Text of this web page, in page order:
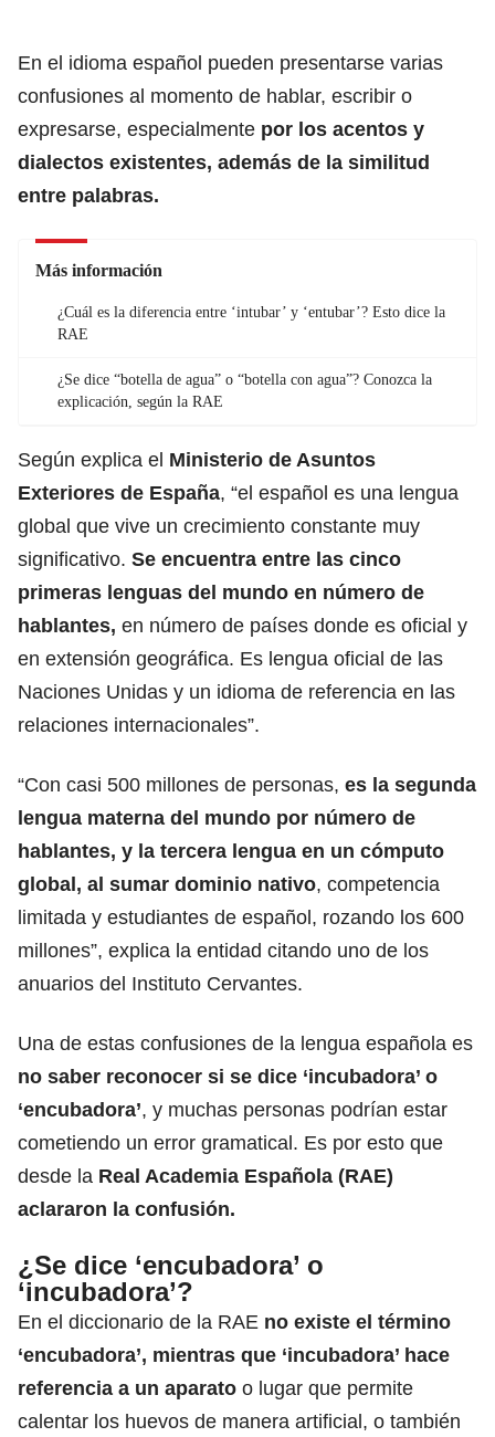
En el idioma español pueden presentarse varias
confusiones al momento de hablar, escribir o
expresarse, especialmente por los acentos y
dialectos existentes, además de la similitud
entre palabras.
Más información
¿Cuál es la diferencia entre ‘intubar’ y ‘entubar’? Esto dice la
RAE
¿Se dice “botella de agua” o “botella con agua”? Conozca la
explicación, según la RAE
Según explica el Ministerio de Asuntos
Exteriores de España, “el español es una lengua
global que vive un crecimiento constante muy
significativo. Se encuentra entre las cinco
primeras lenguas del mundo en número de
hablantes, en número de países donde es oficial y
en extensión geográfica. Es lengua oficial de las
Naciones Unidas y un idioma de referencia en las
relaciones internacionales”.
“Con casi 500 millones de personas, es la segunda
lengua materna del mundo por número de
hablantes, y la tercera lengua en un cómputo
global, al sumar dominio nativo, competencia
limitada y estudiantes de español, rozando los 600
millones”, explica la entidad citando uno de los
anuarios del Instituto Cervantes.
Una de estas confusiones de la lengua española es
no saber reconocer si se dice ‘incubadora’ o
‘encubadora’, y muchas personas podrían estar
cometiendo un error gramatical. Es por esto que
desde la Real Academia Española (RAE)
aclararon la confusión.
¿Se dice ‘encubadora’ o
‘incubadora’?
En el diccionario de la RAE no existe el término
‘encubadora’, mientras que ‘incubadora’ hace
referencia a un aparato o lugar que permite
calentar los huevos de manera artificial, o también